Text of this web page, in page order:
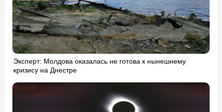
Эксперт: Молдова оказалась не готова к нынешнему
кризису на Днестре